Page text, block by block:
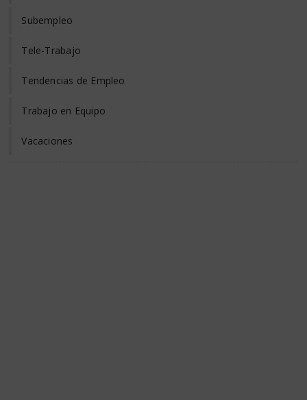
Subempleo
Tele-Trabajo
Tendencias de Empleo
Trabajo en Equipo
Vacaciones